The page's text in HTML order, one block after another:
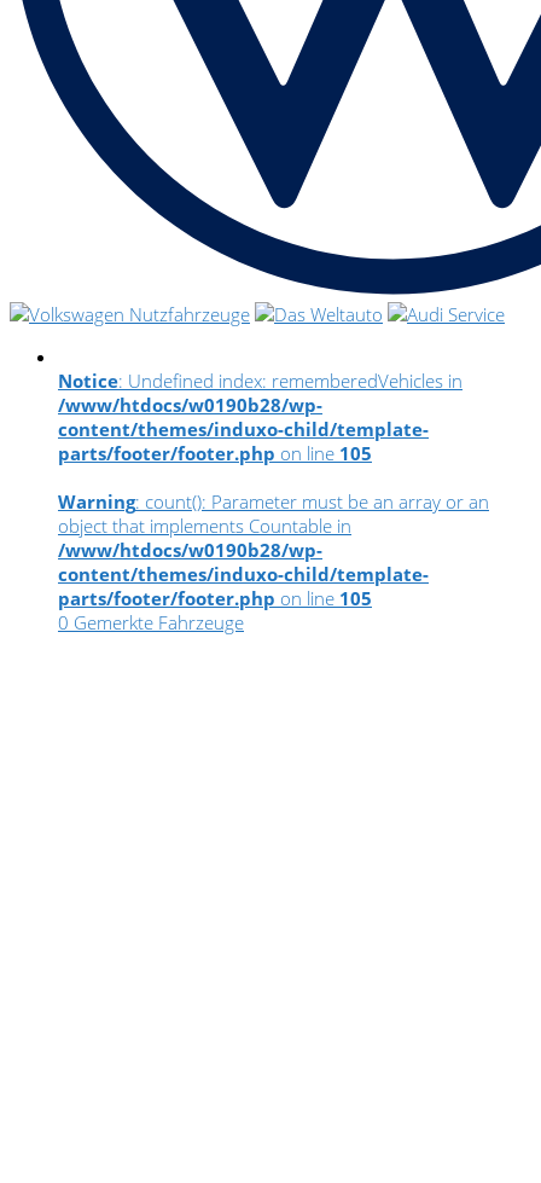
Notice: Undefined index: rememberedVehicles in
/www/htdocs/w0190b28/wp-
content/themes/induxo-child/template-
parts/footer/footer.php on line 105
Warning: count(): Parameter must be an array or an
object that implements Countable in
/www/htdocs/w0190b28/wp-
content/themes/induxo-child/template-
parts/footer/footer.php on line 105
0 Gemerkte Fahrzeuge